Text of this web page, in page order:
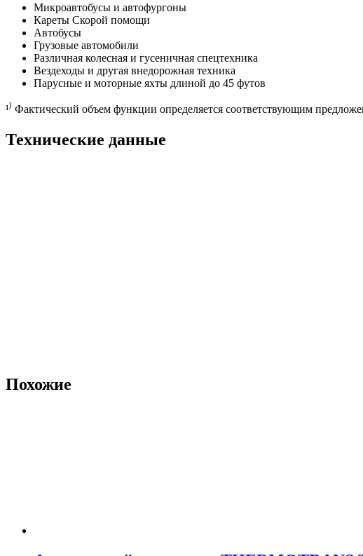
Микроавтобусы и автофургоны
Кареты Скорой помощи
Автобусы
Грузовые автомобили
Различная колесная и гусеничная спецтехника
Вездеходы и другая внедорожная техника
Парусные и моторные яхты длиной до 45 футов
¹⁾ Фактический объем функции определяется соответствующим
Технические данные
Похожие